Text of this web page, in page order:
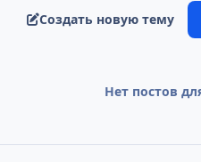
Создать новую тему
Нет постов